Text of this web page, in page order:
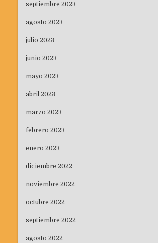
septiembre 2023
agosto 2023
julio 2023
junio 2023
mayo 2023
abril 2023
marzo 2023
febrero 2023
enero 2023
diciembre 2022
noviembre 2022
octubre 2022
septiembre 2022
agosto 2022